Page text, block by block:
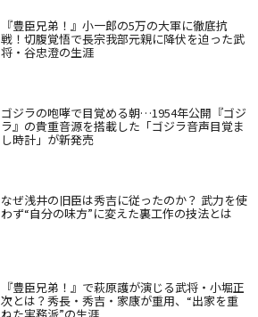
『豊臣兄弟！』小一郎の5万の大軍に徹底抗
戦！切腹覚悟で長宗我部元親に降伏を迫った武
将・谷忠澄の生涯
ゴジラの咆哮で目覚める朝…1954年公開『ゴジ
ラ』の貴重音源を搭載した「ゴジラ音声目覚ま
し時計」が新発売
なぜ浅井の旧臣は秀吉に従ったのか？ 武力を使
わず“自分の味方”に変えた裏工作の技法とは
『豊臣兄弟！』で萩原護が演じる武将・小堀正
次とは？秀長・秀吉・家康が重用、“出家を重